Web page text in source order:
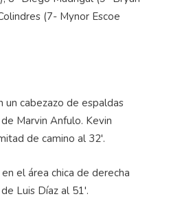
(7- Mynor Escoe
un cabezazo de espaldas
Marvin Anfulo. Kevin
de camino al 32'.
el área chica de derecha
Luis Díaz al 51'.